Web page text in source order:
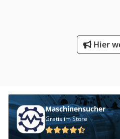
Hier
Maschinensucher
Gratis im Store